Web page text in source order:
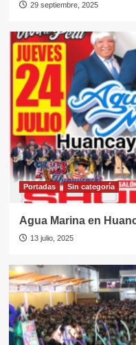
29 septiembre, 2025
Portadas Sin categorí­a
Agua Marina en
13 julio, 2025